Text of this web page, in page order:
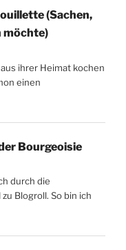
(Sachen,
möchte)
ihrer Heimat kochen
einen
Bourgeoisie
durch die
Blogroll. So bin ich